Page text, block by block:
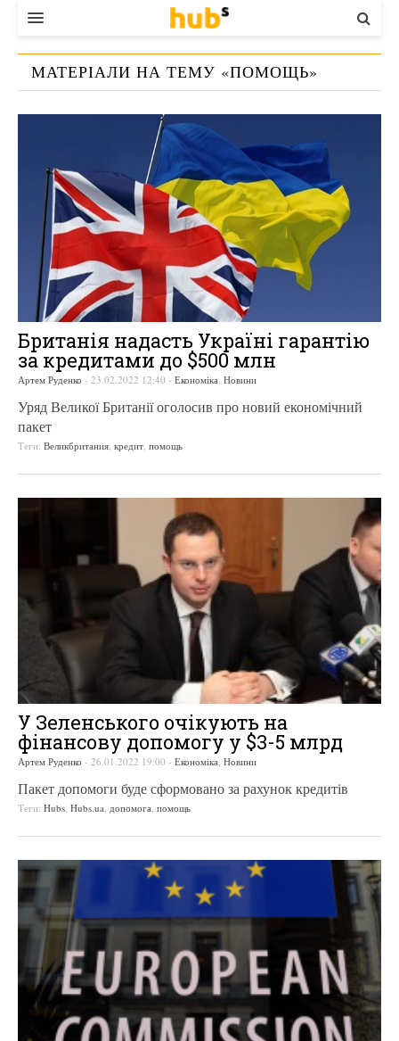
ВЛАДА
ЕКОНОМІКА
КОНТАКТИ
МАТЕРІАЛИ НА ТЕМУ «ПОМОЩЬ»
Британія надасть Україні гарантію
за кредитами до $500 млн
Артем Руденко - 23.02.2022 12:40 - Економіка, Новини
Уряд Великої Британії оголосив про новий економічний
пакет
Теги: Великбритания, кредит, помощь
У Зеленського очікують на
фінансову допомогу у $3-5 млрд
Артем Руденко - 26.01.2022 19:00 - Економіка Новини
Пакет допомоги буде сформовано за рахунок кредитів
Теги: Hubs Hubs.ua допомога помощь